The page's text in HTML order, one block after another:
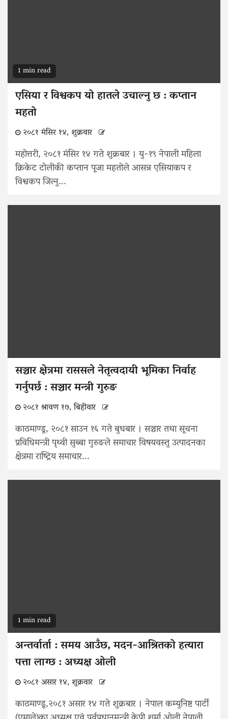
1 min read
एसिया र विश्वकप यो हातले उचाल्नु छ : कप्तान
महतो
२०८१ मंसिर १४, शुक्रवार
महोत्तरी, २०८१ मंसिर १४ गते शुक्रबार । यु-१९ नेपाली महिला
क्रिकेट टोलीकी कप्तान पूजा महतोले आसन्न एसियाकप र
विश्वकप जित्नु...
सञ्चार क्षेत्रमा राससले नेतृत्वदायी भूमिका निर्वाह
गर्नुपर्छ : सञ्चार मन्त्री गुरुङ
२०८१ श्रावण १७, बिहीवार
काठमाण्डू, २०८१ साउन १६ गते बुधबार । सञ्चार तथा सूचना
प्रविधिमन्त्री पृथ्वी सुब्बा गुरुङले समाचार विषयवस्तु उत्पादनका
क्षेत्रमा राष्ट्रिय समाचार...
1 min read
अन्तर्वार्ता : समय आउँछ, मदन-आश्रितको हत्यारा
पत्ता लाग्छ : अध्यक्ष ओली
२०८१ असार १४, शुक्रवार
काठमाण्डू,२०८१ असार १४ गते शुक्रबार । नेपाल कम्युनिष्ट पार्टी